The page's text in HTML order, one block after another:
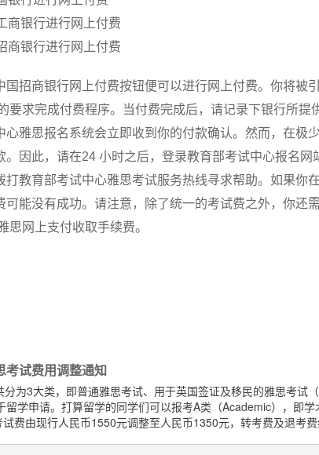
商银行进行网上付费
商银行进行网上付费
招商银行网上付费按钮便可以进行网上付费。你将被
求完成付费程序。当付费完成后，请记录下银行所提
雅思报名系统会立即收到你的付款确认。然而，在极
因此，请在24 小时之后，登录教育部考试中心报名网
教育部考试中心雅思考试服务热线寻求帮助。如果你
能没有成功。请注意，除了统一的考试费之外，你还
网上支付收取手续费。
考试费用调整通知
分为3大类，即普通雅思考试、用于英国签证及移民的雅思考试
学申请。打算留学的同学们可以报考A类（Academic），即
费由现行人民币1550元调整至人民币1350元，转考费及退考